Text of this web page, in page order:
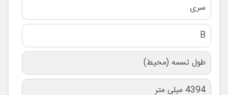
سری
B
طول تسمه (محیط)
4394 میلی متر